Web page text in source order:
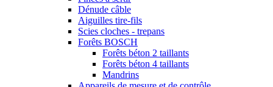
Dénude câble
Aiguilles tire-fils
Scies cloches - trepans
Forêts BOSCH
Forêts béton 2 taillants
Forêts béton 4 taillants
Mandrins